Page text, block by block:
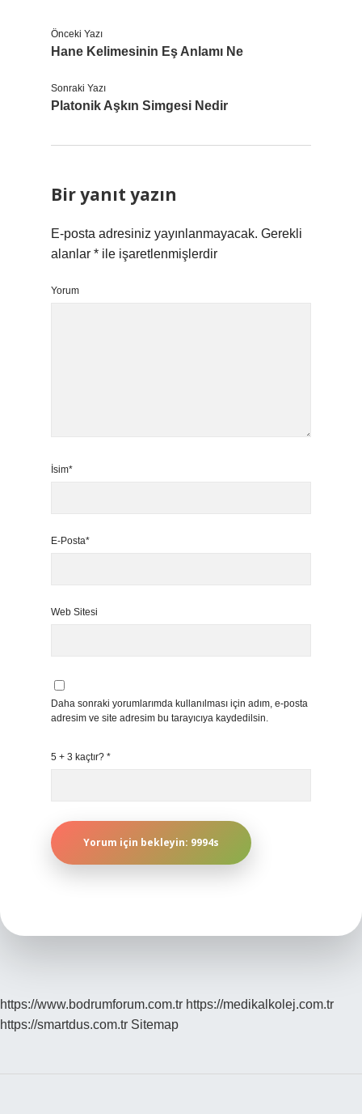
Önceki Yazı
Hane Kelimesinin Eş Anlamı Ne
Sonraki Yazı
Platonik Aşkın Simgesi Nedir
Bir yanıt yazın
E-posta adresiniz yayınlanmayacak. Gerekli
alanlar * ile işaretlenmişlerdir
Yorum
İsim*
E-Posta*
Web Sitesi
Daha sonraki yorumlarımda kullanılması için adım, e-posta
adresim ve site adresim bu tarayıcıya kaydedilsin.
5 + 3 kaçtır? *
https://www.bodrumforum.com.tr https://medikalkolej.com.tr
https://smartdus.com.tr Sitemap